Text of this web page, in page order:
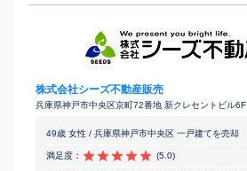
株式会社シーズ不動産販売
兵庫県神戸市中央区京町72番地 新クレセントビル6F
49歳 女性 / 兵庫県神戸市中央区 一戸建てを売却
満足度： (5.0)